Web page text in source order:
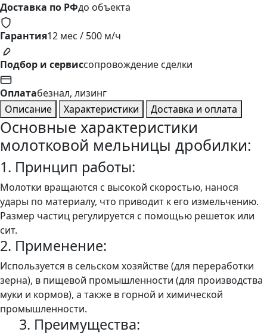
Доставка по РФдо объекта
Гарантия12 мес / 500 м/ч
Подбор и сервиссопровождение сделки
Оплатабезнал, лизинг
Описание
Характеристики Доставка и оплата
Основные характеристики
молотковой мельницы дробилки:
1. Принцип работы:
Молотки вращаются с высокой скоростью, нанося
удары по материалу, что приводит к его измельчению.
Размер частиц регулируется с помощью решеток или
сит.
2. Применение:
Используется в сельском хозяйстве (для переработки
зерна), в пищевой промышленности (для производства
муки и кормов), а также в горной и химической
промышленности.
3. Преимущества: